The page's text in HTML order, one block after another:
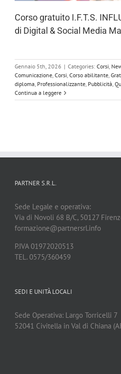
Corso gratuito I.F.T.S.
di Digital & Social Media
Gennaio 5th, 2026 | Categories: Corsi,
Comunicazione, Corsi, Corso abilitante,
diploma, Professionalizzante, Pubblicità,
Continua a leggere
PARTNER S.R.L.
Sede Legale e operativa:
Via di Novoli 68 B/C, 50127
formazione@partnersrl.info
P.IVA 01972020513
TEL. 0575/360459
SEDI E UNITÀ LOCALI
Sede Operativa: Largo Torricelli 7
52041 Civitella in Val di Chiana